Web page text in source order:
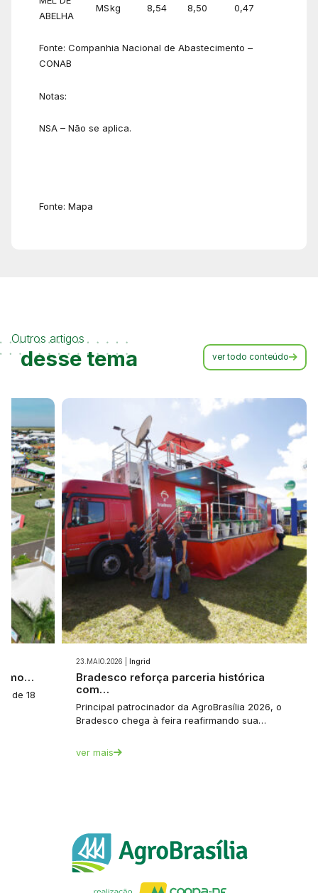
ABELHA
MSkg 8,54 8,50 0,47
Fonte: Companhia Nacional de Abastecimento –
CONAB
Notas:
NSA – Não se aplica.
Fonte: Mapa
Outros artigos
desse tema ver todo conteúdo
de 18
23.MAIO.2026 | Ingrid
Bradesco reforça parceria histórica
com…
Principal patrocinador da AgroBrasília 2026, o
Bradesco chega à feira reafirmando sua…
ver mais